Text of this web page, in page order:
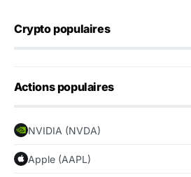
Crypto populaires
Actions populaires
NVIDIA (NVDA)
Apple (AAPL)